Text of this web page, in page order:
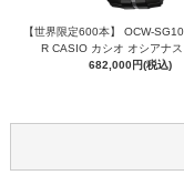
【世界限定600本】 OCW-
R CASIO カシオ オシアナ
682,000円(税込)